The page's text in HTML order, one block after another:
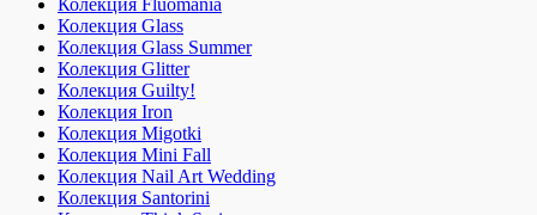
Колекция Fluomania
Колекция Glass
Колекция Glass Summer
Колекция Glitter
Колекция Guilty!
Колекция Iron
Колекция Migotki
Колекция Mini Fall
Колекция Nail Art Wedding
Колекция Santorini